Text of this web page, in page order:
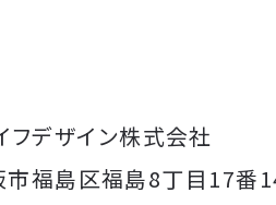
フデザイン株式会社
福島区福島8丁目17番